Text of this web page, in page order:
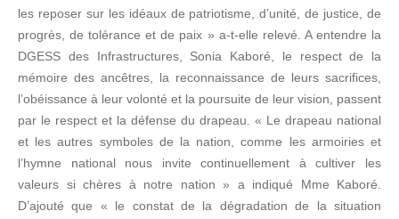
les reposer sur les idéaux de patriotisme, d’unité, de justice, de
progrès, de tolérance et de paix » a-t-elle relevé. A entendre la
DGESS des Infrastructures, Sonia Kaboré, le respect de la
mémoire des ancêtres, la reconnaissance de leurs sacrifices,
l’obéissance à leur volonté et la poursuite de leur vision, passent
par le respect et la défense du drapeau. « Le drapeau national
et les autres symboles de la nation, comme les armoiries et
l’hymne national nous invite continuellement à cultiver les
valeurs si chères à notre nation » a indiqué Mme Kaboré.
D’ajouté que « le constat de la dégradation de la situation